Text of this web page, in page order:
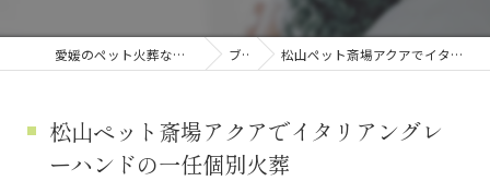
愛媛のペット火葬なら株式会社グリーンゴールド ブログ 松山ペット斎場アクアでイタリアングレーハンドの一任個別火葬
松山ペット斎場アクアでイタリアングレ
ーハンドの一任個別火葬